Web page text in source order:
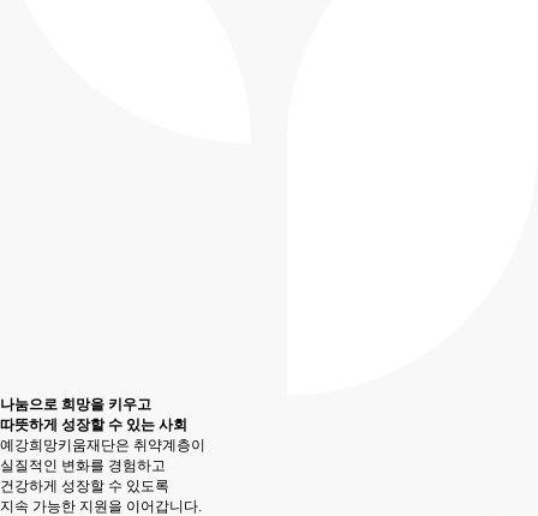
나눔으로 희망을 키우고
따뜻하게 성장할 수 있는 사회
예강희망키움재단은 취약계층이
실질적인 변화를 경험하고
건강하게 성장할 수 있도록
지속 가능한 지원을 이어갑니다.